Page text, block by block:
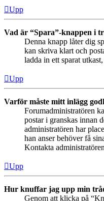
Upp
Vad är “Spara”-knappen i
Denna knapp låter dig
kan skriva klart och
ladda in ett sparat
Upp
Varför måste mitt inlägg
Forumadministratören
postar i granskas innan
administratören har
han anser behöver få
Kontakta
Upp
Hur knuffar jag upp min
Genom att klicka på